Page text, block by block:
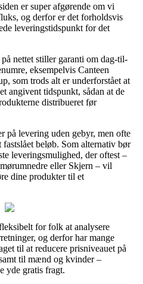
er super afgørende om vi
og derfor er det forholdsvis
leveringstidspunkt for det
nettet stiller garanti om dag-til-
eksempelvis Canteen
som trods alt er underforstået at
angivent tidspunkt, sådan at de
distribueret før
på levering uden gebyr, men ofte
beløb. Som alternativ bør
leveringsmulighed, der oftest –
eller Skjern – vil
dine produkter til et
for folk at analysere
og derfor har mange
til at reducere prisniveauet på
til mænd og kvinder –
yde gratis fragt.